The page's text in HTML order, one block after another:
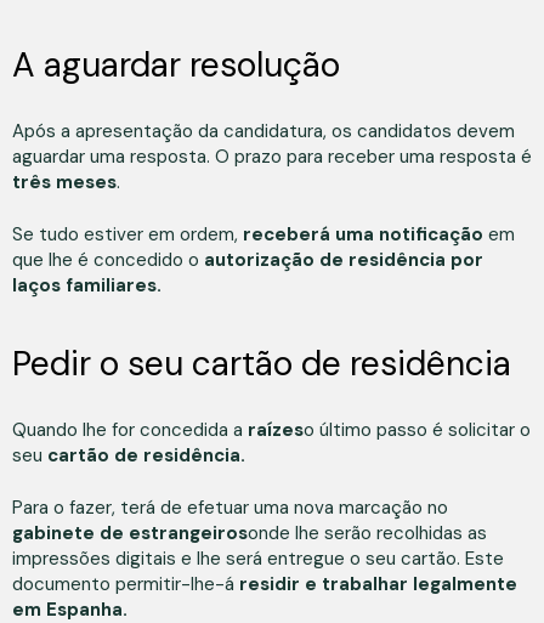
A aguardar resolução
Após a apresentação da candidatura, os candidatos devem
aguardar uma resposta. O prazo para receber uma resposta é
três meses.
Se tudo estiver em ordem, receberá uma notificação em
que lhe é concedido o autorização de residência por
laços familiares.
Pedir o seu cartão de residência
Quando lhe for concedida a raízeso último passo é solicitar o
seu cartão de residência.
Para o fazer, terá de efetuar uma nova marcação no
gabinete de estrangeirosonde lhe serão recolhidas as
impressões digitais e lhe será entregue o seu cartão. Este
documento permitir-lhe-á residir e trabalhar legalmente
em Espanha.